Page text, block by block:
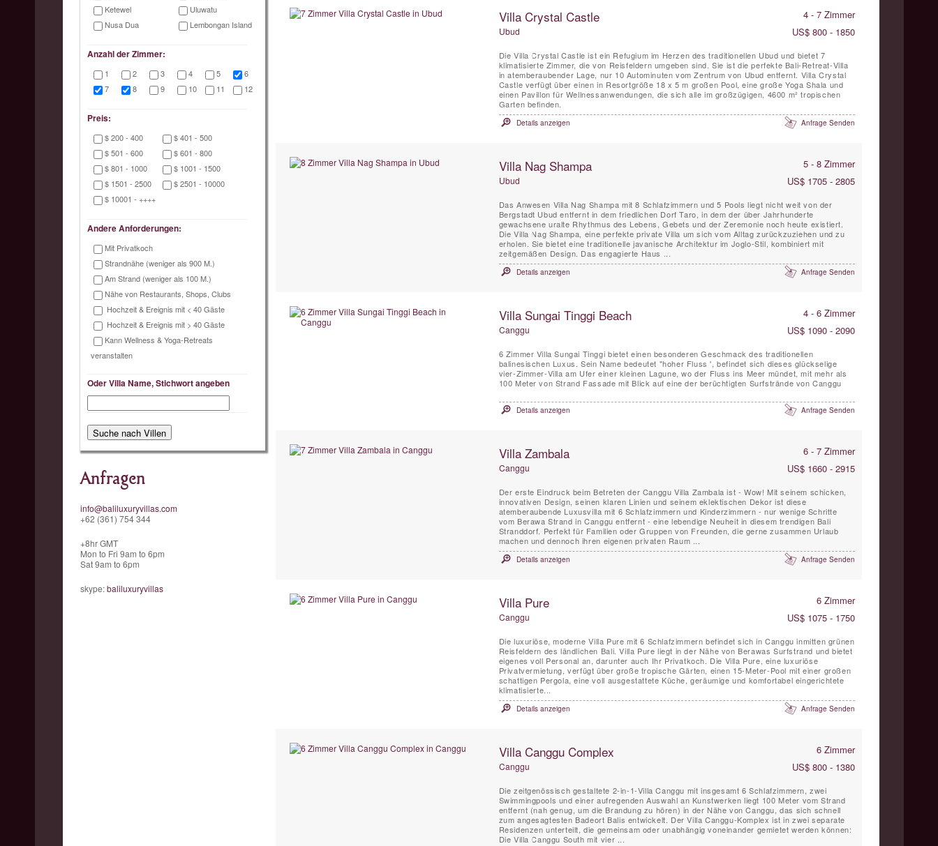
Ketewel
Uluwatu
Nusa Dua
Lembongan Island
Anzahl der Zimmer:
1 2 3 4 5
6
7
8 9 10 11 12
Preis:
$ 200 - 400
$ 401 - 500
$ 501 - 600
$ 601 - 800
$ 801 - 1000
$ 1001 - 1500
$ 1501 - 2500
$ 2501 - 10000
$ 10001 - ++++
Andere Anforderungen:
Mit Privatkoch
Strandnähe (weniger als 900 M.)
Am Strand (weniger als 100 M.)
Nähe von Restaurants, Shops, Clubs
Hochzeit & Ereignis mit < 40 Gäste
Hochzeit & Ereignis mit > 40 Gäste
Kann Wellness & Yoga-Retreats
veranstalten
Oder Villa Name, Stichwort angeben
Anfragen
info@baliluxuryvillas.com
+62 (361) 754 344
+8hr GMT
Mon to Fri 9am to 6pm
Sat 9am to 6pm
skype: baliluxuryvillas
Villa Crystal Castle 4 - 7 Zimmer
Ubud US$ 800 - 1850
Die Villa Crystal Castle ist ein Refugium im Herzen des traditionellen Ubud und bietet 7
klimatisierte Zimmer, die von Reisfeldern umgeben sind. Sie ist die perfekte Bali-Retreat-Villa
in atemberaubender Lage, nur 10 Autominuten vom Zentrum von Ubud entfernt. Villa Crystal
Castle verfügt über einen in Resortgröße 18 x 5 m großen Pool, eine große Yoga Shala und
einen Pavillon für Wellnessanwendungen, die sich alle im großzügigen, 4600 m² tropischen
Garten befinden.
Details anzeigen Anfrage Senden
Villa Nag Shampa 5 - 8 Zimmer
Ubud US$ 1705 - 2805
Das Anwesen Villa Nag Shampa mit 8 Schlafzimmern und 5 Pools liegt nicht weit von der
Bergstadt Ubud entfernt in dem friedlichen Dorf Taro, in dem der über Jahrhunderte
gewachsene uralte Rhythmus des Lebens, Gebets und der Zeremonie noch heute existiert.
Die Villa Nag Shampa, eine perfekte private Villa um sich vom Alltag zurückzuziehen und zu
erholen. Sie bietet eine traditionelle javanische Architektur im Joglo-Stil, kombiniert mit
zeitgemäßen Design. Das engagierte Haus ...
Details anzeigen Anfrage Senden
Villa Sungai Tinggi Beach 4 - 6 Zimmer
Canggu US$ 1090 - 2090
6 Zimmer Villa Sungai Tinggi bietet einen besonderen Geschmack des traditionellen
balinesischen Luxus. Sein Name bedeutet "hoher Fluss ', befindet sich dieses glückselige
vier-Zimmer-Villa am Ufer einer kleinen Lagune, wo der Fluss ins Meer mündet, mit mehr als
100 Meter von Strand Fassade mit Blick auf eine der berüchtigten Surfstrände von Canggu
Details anzeigen Anfrage Senden
Villa Zambala 6 - 7 Zimmer
Canggu US$ 1660 - 2915
Der erste Eindruck beim Betreten der Canggu Villa Zambala ist - Wow! Mit seinem schicken,
innovativen Design, seinen klaren Linien und seinem eklektischen Dekor ist diese
atemberaubende Luxusvilla mit 6 Schlafzimmern und Kinderzimmern - nur wenige Schritte
vom Berawa Strand in Canggu entfernt - eine lebendige Neuheit in diesem trendigen Bali
Stranddorf. Perfekt für Familien oder Gruppen von Freunden, die gerne zusammen Urlaub
machen und dennoch ihren eigenen privaten Raum ...
Details anzeigen Anfrage Senden
Villa Pure 6 Zimmer
Canggu US$ 1075 - 1750
Die luxuriöse, moderne Villa Pure mit 6 Schlafzimmern befindet sich in Canggu inmitten grünen
Reisfeldern des ländlichen Bali. Villa Pure liegt in der Nähe von Berawas Surfstrand und bietet
eigenes voll Personal an, darunter auch Ihr Privatkoch. Die Villa Pure, eine luxuriöse
Privatvermietung, verfügt über große tropische Gärten, einen 15-Meter-Pool mit einer großen
schattigen Pergola, eine voll ausgestattete Küche, geräumige und komfortabel eingerichtete
klimatisierte...
Details anzeigen Anfrage Senden
Villa Canggu Complex 6 Zimmer
Canggu US$ 800 - 1380
Die zeitgenössisch gestaltete 2-in-1-Villa Canggu mit insgesamt 6 Schlafzimmern, zwei
Swimmingpools und einer aufregenden Auswahl an Kunstwerken liegt 100 Meter vom Strand
entfernt (nah genug, um die Brandung zu hören) in der Nähe von Canggu, das sich schnell
zum angesagtesten Badeort Balis entwickelt. Der Villa Canggu-Komplex ist in zwei separate
Residenzen unterteilt, die gemeinsam oder unabhängig voneinander gemietet werden können:
Die Villa Canggu South mit vier ...